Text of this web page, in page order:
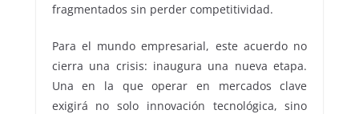
fragmentados sin perder competitividad.
Para el mundo empresarial, este acuerdo no
cierra una crisis: inaugura una nueva etapa.
Una en la que operar en mercados clave
exigirá no solo innovación tecnológica, sino